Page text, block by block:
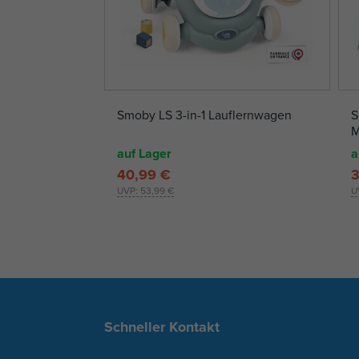
Smoby LS 3-in-1 Lauflernwagen
auf Lager
UVP: 53,99 €
40,99 €
Schneller Kontakt